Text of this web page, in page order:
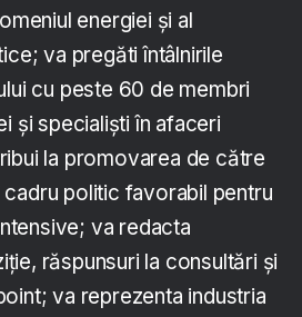
energiei și al
va pregăti întâlnirile
cu peste 60 de membri
și specialiști în afaceri
la promovarea de către
cadru politic favorabil pentru
va redacta
răspunsuri la consultări și
va reprezenta industria